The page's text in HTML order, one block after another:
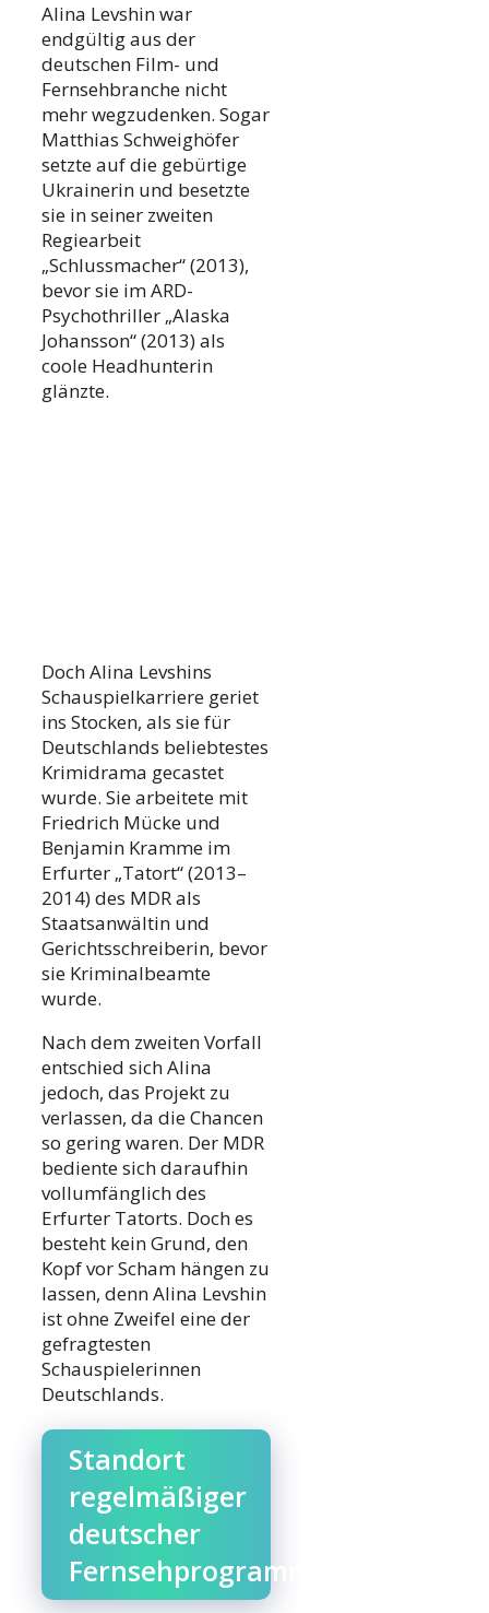
Alina Levshin war
endgültig aus der
deutschen Film- und
Fernsehbranche nicht
mehr wegzudenken. Sogar
Matthias Schweighöfer
setzte auf die gebürtige
Ukrainerin und besetzte
sie in seiner zweiten
Regiearbeit
„Schlussmacher“ (2013),
bevor sie im ARD-
Psychothriller „Alaska
Johansson“ (2013) als
coole Headhunterin
glänzte.
Doch Alina Levshins
Schauspielkarriere geriet
ins Stocken, als sie für
Deutschlands beliebtestes
Krimidrama gecastet
wurde. Sie arbeitete mit
Friedrich Mücke und
Benjamin Kramme im
Erfurter „Tatort“ (2013–
2014) des MDR als
Staatsanwältin und
Gerichtsschreiberin, bevor
sie Kriminalbeamte
wurde.
Nach dem zweiten Vorfall
entschied sich Alina
jedoch, das Projekt zu
verlassen, da die Chancen
so gering waren. Der MDR
bediente sich daraufhin
vollumfänglich des
Erfurter Tatorts. Doch es
besteht kein Grund, den
Kopf vor Scham hängen zu
lassen, denn Alina Levshin
ist ohne Zweifel eine der
gefragtesten
Schauspielerinnen
Deutschlands.
Standort
regelmäßiger
deutscher
Fernsehprogramme